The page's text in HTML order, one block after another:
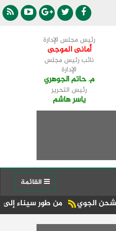
رئيس مجلس الإدارة
أمانى الموجى
نائب رئيس مجلس
الإدارة
م. حاتم الجوهري
رئيس التحرير
ياسر هاشم
من طور سيناء إلى منصة الجمهورية المركز الـ11 في الإعلام